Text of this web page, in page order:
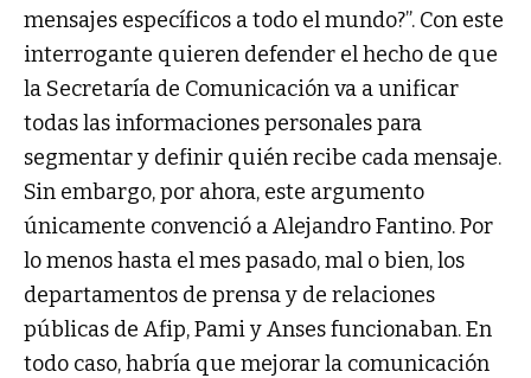
mensajes específicos a todo el mundo?”. Con este
interrogante quieren defender el hecho de que
la Secretaría de Comunicación va a unificar
todas las informaciones personales para
segmentar y definir quién recibe cada mensaje.
Sin embargo, por ahora, este argumento
únicamente convenció a Alejandro Fantino. Por
lo menos hasta el mes pasado, mal o bien, los
departamentos de prensa y de relaciones
públicas de Afip, Pami y Anses funcionaban. En
todo caso, habría que mejorar la comunicación